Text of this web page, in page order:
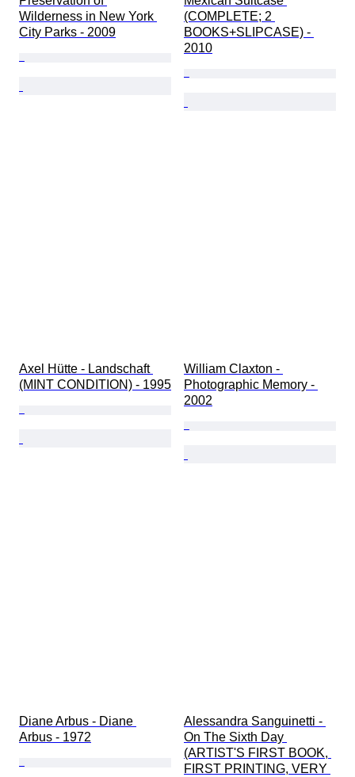
Wilderness in New York
City Parks - 2009
(COMPLETE; 2
BOOKS+SLIPCASE) -
2010
Axel Hütte - Landschaft
(MINT CONDITION) - 1995
William Claxton -
Photographic Memory -
2002
Diane Arbus - Diane
Arbus - 1972
Alessandra Sanguinetti -
On The Sixth Day
(ARTIST'S FIRST BOOK,
FIRST PRINTING, VERY